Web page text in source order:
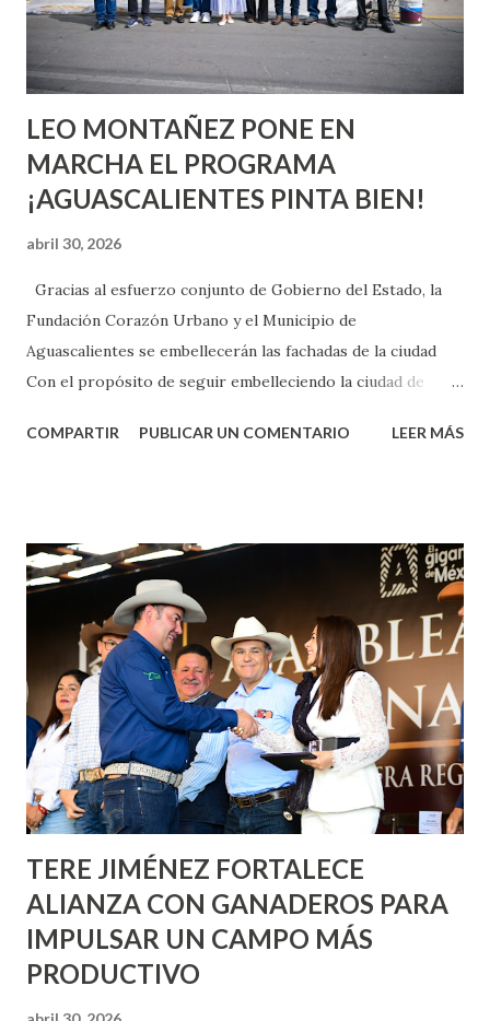
experimentarlo, pero como cualquier persona con
experiencia te dirá, siempre es mejor cuando ambas partes
son suficientemen...
LEO MONTAÑEZ PONE EN
MARCHA EL PROGRAMA
¡AGUASCALIENTES PINTA BIEN!
abril 30, 2026
Gracias al esfuerzo conjunto de Gobierno del Estado, la
Fundación Corazón Urbano y el Municipio de
Aguascalientes se embellecerán las fachadas de la ciudad
Con el propósito de seguir embelleciendo la ciudad de
municipal, Leo Montañez dio inicio al programa
Corazón Urbano y el Municipio capital. Leo Montañez
informó que en este programa se usarán cerca de 90 mil
metros cuadrados de pintura, para dar inicio en la calle
Nieto, entre Jesús F. Elizondo y la calle 22 de Octubre, con
lo que se aplicará pintura en 66 casas. Posteriormente se
llevará este programa a Villas de Nuestra Señora de la
Asunción, Avenida Alameda y Decreto 27 de Septiembre, en
los edificios FOVISSSTE Ojo de Agua, en la comunidad
Norias de Paso Hondo y en los edificios de...
COMPARTIR PUBLICAR UN COMENTARIO LEER MÁS
TERE JIMÉNEZ FORTALECE
ALIANZA CON GANADEROS PARA
IMPULSAR UN CAMPO MÁS
PRODUCTIVO